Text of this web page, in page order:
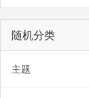
随机分类
主题